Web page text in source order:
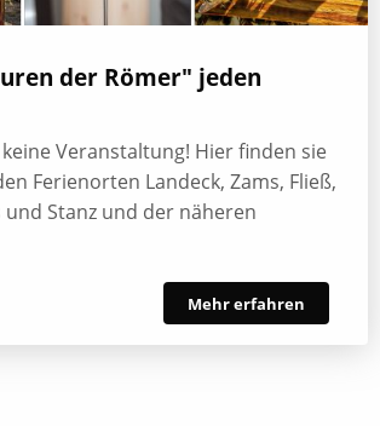
der Römer" jeden
Veranstaltung! Hier finden sie
Ferienorten Landeck, Zams, Fließ,
Stanz und der näheren
Mehr erfahren